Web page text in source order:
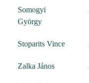
Somogyi
György
Stoparits Vince
Zalka János